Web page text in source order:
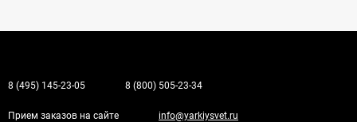
8 (495) 145-23-05 8 (800) 505-23-34
Прием заказов на сайте
info@yarkiysvet.ru